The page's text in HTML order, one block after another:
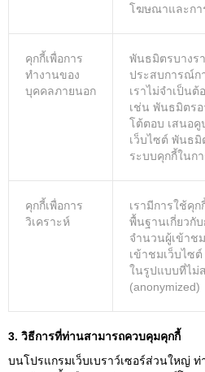
โฆษณาและกา
คุกกี้เพื่อการ
ทำงานของ
บุคคลภายนอก
พันธมิตรบางร
ประสบการณ์ก
เราไม่จําเป็น
เช่น พันธมิตร
โต้ตอบ เสนอ
เว็บไซต์ พันธมิ
ระบบคุกกี้ในก
คุกกี้เพื่อการ
วิเคราะห์
เรามีการใช้คุ
พื้นฐานเกี่ยวกั
จํานวนผู้เข้าช
เข้าชมเว็บไซ
ในรูปแบบที่ไม่
(anonymized)
3. วิธีการที่ท่านสามารถควบคุมคุกกี้
บนโปรแกรมเว็บเบราว์เซอร์ส่วนใหญ่ ท่